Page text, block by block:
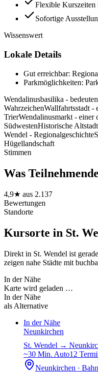
Flexible Kurszeiten
Sofortige
Wissenswert
Lokale Details
Gut erreichbar:
Parkmöglichkeiten:
Wendalinusbasilika -
WahrzeichenWallfahrtsstadt -
TrierWendalinusmarkt - einer
SüdwestenHistorische
Wendel - Regionalgeschichte
Hügellandschaft
Stimmen
Was
4,9★ aus 2.137
Bewertungen
Standorte
Kursorte in St.
Direkt in St. Wendel ist
zeigen nahe Städte mit
In der Nähe
Karte wird geladen …
In der Nähe
als Alternative
In der Nähe
Neunkirchen
St. Wendel →
~30 Min. Auto12
Neunkirchen ·